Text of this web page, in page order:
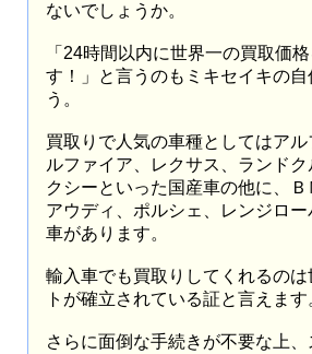
ないでしょうか。
「24時間以内に世界一の買取価
す！」と言うのもミキセイキの自
う。
買取りで人気の車種としてはアル
ルファイア、レクサス、ランド
クシーといった国産車の他に、Ｂ
アウディ、ポルシェ、レンジロー
車があります。
輸入車でも買取りしてくれるの
トが確立されている証と言えます
さらに面倒な手続きが不要な上